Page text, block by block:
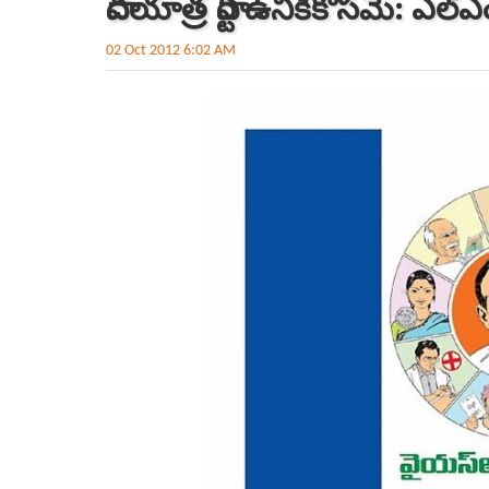
పాదయాత్ర పార్టీ ఉనికికోసమే:
02 Oct 2012 6:02 AM